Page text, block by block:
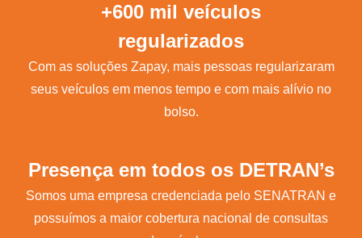
+600 mil veículos
regularizados
Com as soluções Zapay, mais pessoas regularizaram
seus veículos em menos tempo e com mais alívio no
bolso.
Presença em todos os DETRAN’s
Somos uma empresa credenciada pelo SENATRAN e
possuímos a maior cobertura nacional de consultas